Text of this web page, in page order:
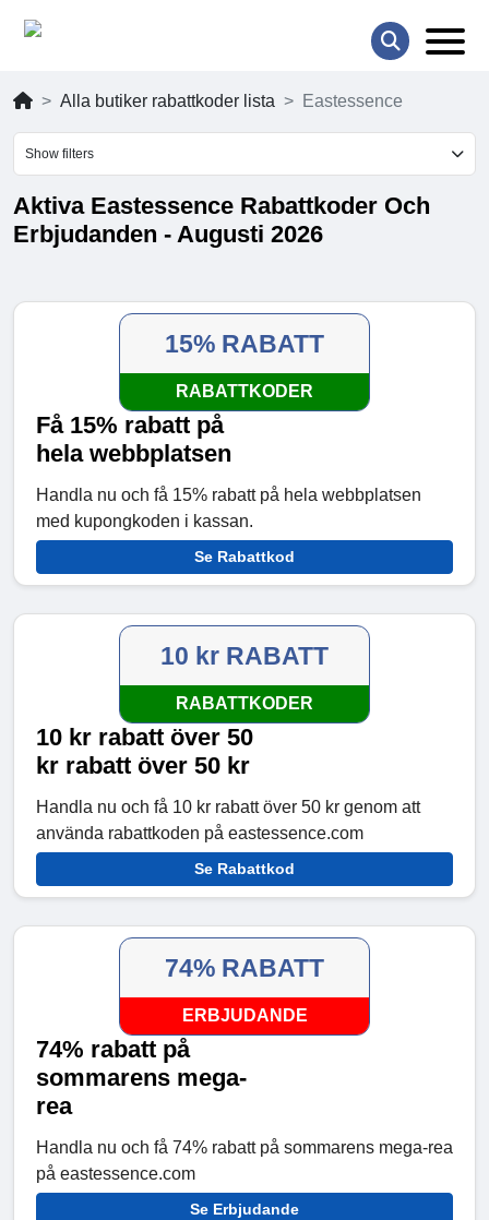
Alla butiker rabattkoder lista Eastessence
Show filters
Aktiva Eastessence Rabattkoder Och
Erbjudanden - Augusti 2026
15% RABATT
RABATTKODER
Få 15% rabatt på
hela webbplatsen
Handla nu och få 15% rabatt på hela webbplatsen
med kupongkoden i kassan.
Se Rabattkod
10 kr RABATT
RABATTKODER
10 kr rabatt över 50
kr rabatt över 50 kr
Handla nu och få 10 kr rabatt över 50 kr genom att
använda rabattkoden på eastessence.com
Se Rabattkod
74% RABATT
ERBJUDANDE
74% rabatt på
sommarens mega-
rea
Handla nu och få 74% rabatt på sommarens mega-rea
på eastessence.com
Se Erbjudande